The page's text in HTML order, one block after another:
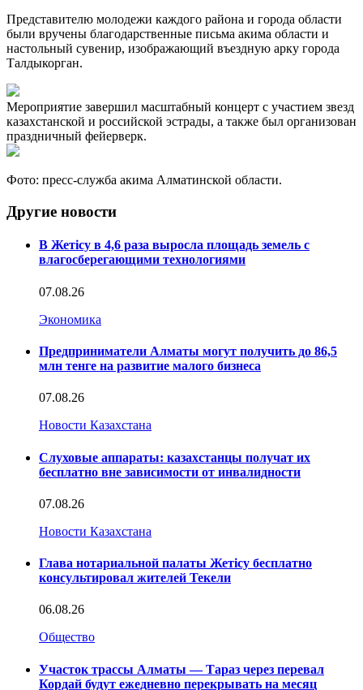
Представителю молодежи каждого района и города области
были вручены благодарственные письма акима области и
настольный сувенир, изображающий въездную арку города
Талдыкорган.
Мероприятие завершил масштабный концерт с участием звезд
казахстанской и российской эстрады, а также был организован
праздничный фейерверк.
Фото: пресс-служба акима Алматинской области.
Другие новости
В Жетісу в 4,6 раза выросла площадь земель с
влагосберегающими технологиями
07.08.26
Экономика
Предприниматели Алматы могут получить до 86,5
млн тенге на развитие малого бизнеса
07.08.26
Новости Казахстана
Слуховые аппараты: казахстанцы получат их
бесплатно вне зависимости от инвалидности
07.08.26
Новости Казахстана
Глава нотариальной палаты Жетісу бесплатно
консультировал жителей Текели
06.08.26
Общество
Участок трассы Алматы — Тараз через перевал
Кордай будут ежедневно перекрывать на месяц